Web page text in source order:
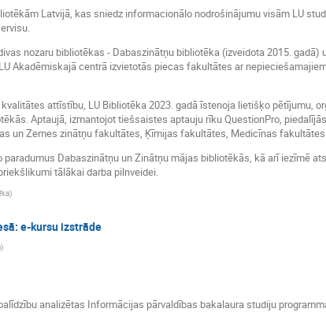
Latvijā, kas sniedz informacionālo nodrošinājumu visām LU
nozaru bibliotēkas - Dabaszinātņu bibliotēka (izveidota 2015.
Akadēmiskajā centrā izvietotās piecas fakultātes ar
attīstību, LU Bibliotēka 2023. gadā īstenoja lietišķo pētījumu,
Aptaujā, izmantojot tiešsaistes aptauju rīku QuestionPro,
un Zemes zinātņu fakultātes, Ķīmijas fakultātes, Medicīnas
Dabaszinātņu un Zinātņu mājas bibliotēkās, kā arī iezīmē
tālākai darba pilnveidei.
)
e-kursu izstrāde
)
analizētas Informācijas pārvaldības bakalaura studiju